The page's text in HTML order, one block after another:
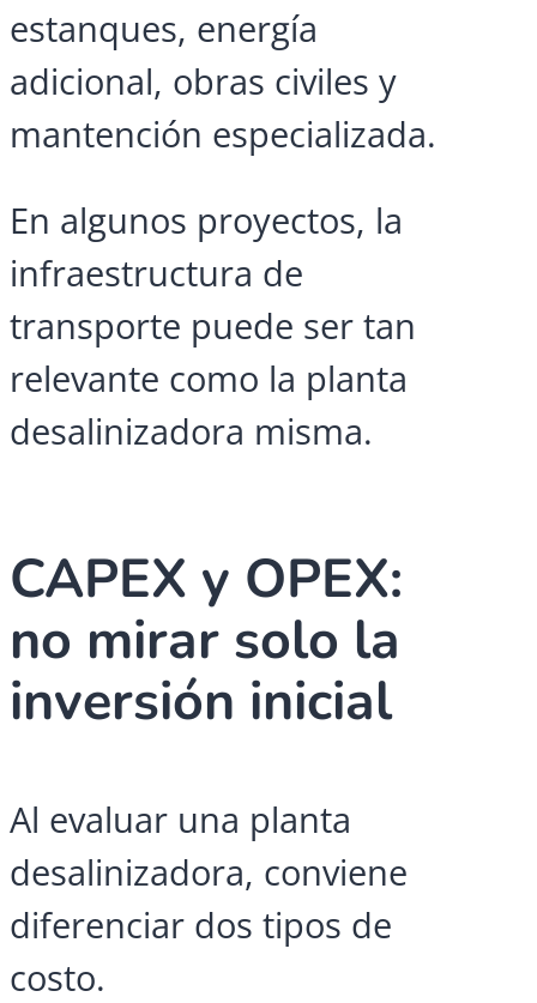
estanques, energía
adicional, obras civiles y
mantención especializada.
En algunos proyectos, la
infraestructura de
transporte puede ser tan
relevante como la planta
desalinizadora misma.
CAPEX y OPEX:
no mirar solo la
inversión inicial
Al evaluar una planta
desalinizadora, conviene
diferenciar dos tipos de
costo.